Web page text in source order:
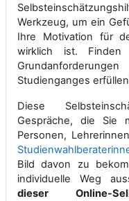
Werkzeug, um ein
Ihre Motivation für
wirklich ist.
Studienganges
Diese
Gespräche, die Sie
Personen,
Bild davon zu
individuelle Weg
dieser Online-